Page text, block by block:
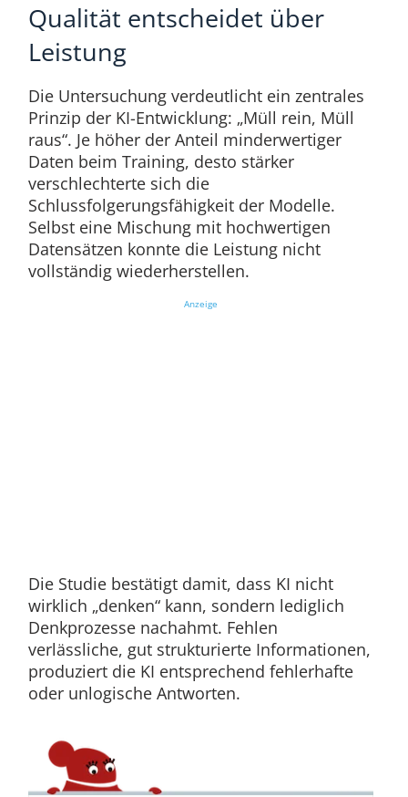
Qualität entscheidet über
Leistung
Die Untersuchung verdeutlicht ein zentrales
Prinzip der KI-Entwicklung: „Müll rein, Müll
raus“. Je höher der Anteil minderwertiger
Daten beim Training, desto stärker
verschlechterte sich die
Schlussfolgerungsfähigkeit der Modelle.
Selbst eine Mischung mit hochwertigen
Datensätzen konnte die Leistung nicht
vollständig wiederherstellen.
Anzeige
Die Studie bestätigt damit, dass KI nicht
wirklich „denken“ kann, sondern lediglich
Denkprozesse nachahmt. Fehlen
verlässliche, gut strukturierte Informationen,
produziert die KI entsprechend fehlerhafte
oder unlogische Antworten.